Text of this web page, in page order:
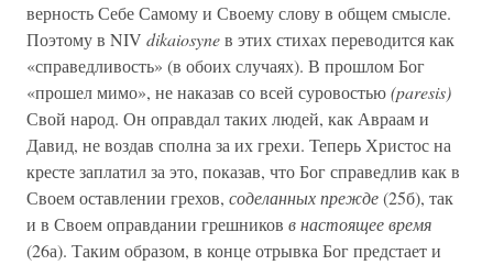
верность Себе Самому и Своему слову в общем смысле.
Поэтому в NIV dikaiosyneв этих стихах переводится как
«справедливость» (в обоих случаях). В прошлом Бог
«прошел мимо», не наказав со всей суровостью(paresis)
Свой народ. Он оправдал таких людей, как Авраам и
Давид, не воздав сполна за их грехи. Теперь Христос на
кресте заплатил за это, показав, что Бог справедлив как в
Своем оставлении грехов, соделанных прежде(25б), так
и в Своем оправдании грешников в настоящее время
(26а). Таким образом, в конце отрывка Бог предстает и